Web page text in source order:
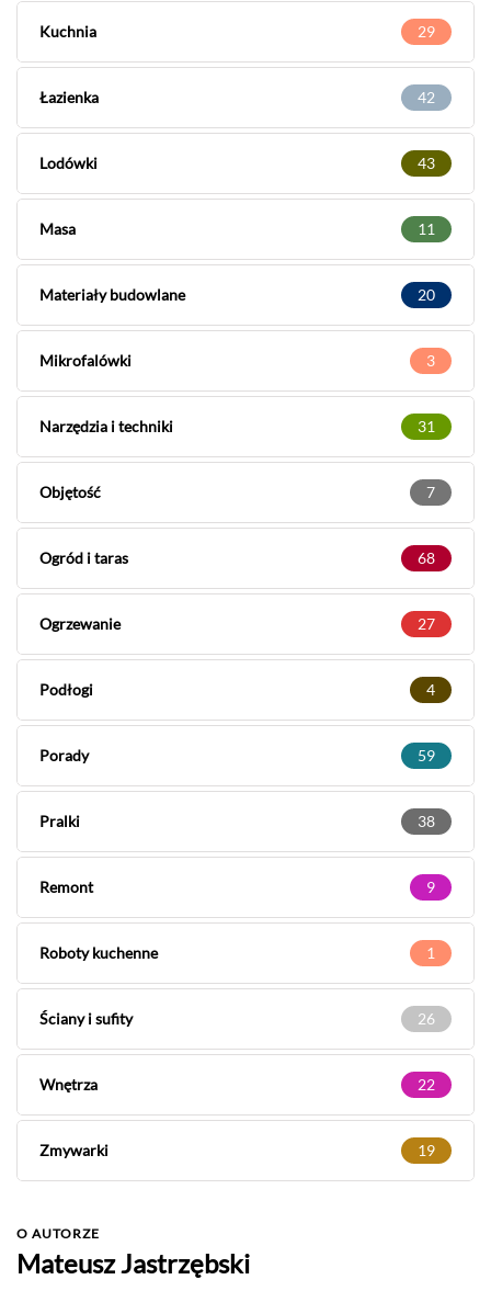
Kuchnia 29
Łazienka 42
Lodówki 43
Masa 11
Materiały budowlane 20
Mikrofalówki 3
Narzędzia i techniki 31
Objętość 7
Ogród i taras 68
Ogrzewanie 27
Podłogi 4
Porady 59
Pralki 38
Remont 9
Roboty kuchenne 1
Ściany i sufity 26
Wnętrza 22
Zmywarki 19
O AUTORZE
Mateusz Jastrzębski